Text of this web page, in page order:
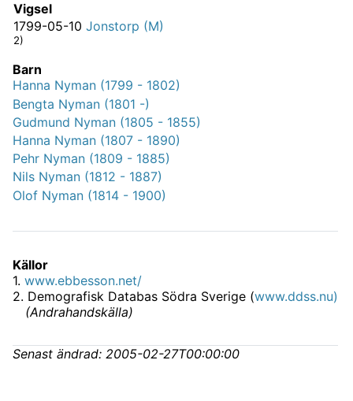
Vigsel
1799-05-10 Jonstorp (M)
2)
Barn
Hanna Nyman (1799 - 1802)
Bengta Nyman (1801 -)
Gudmund Nyman (1805 - 1855)
Hanna Nyman (1807 - 1890)
Pehr Nyman (1809 - 1885)
Nils Nyman (1812 - 1887)
Olof Nyman (1814 - 1900)
Källor
1. www.ebbesson.net/
2. Demografisk Databas Södra Sverige (www.ddss.nu)
(Andrahandskälla)
Senast ändrad: 2005-02-27T00:00:00